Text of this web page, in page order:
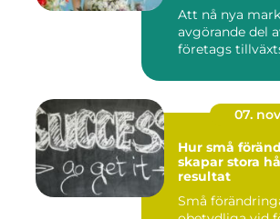
Att nå nya
avgörande del
företags
07. nov
Hur små
skapar stora
resultat
Små